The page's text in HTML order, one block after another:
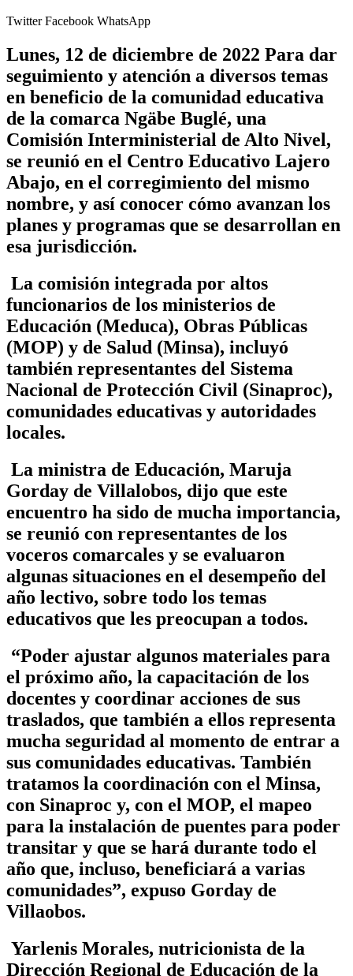
TwitterFacebook WhatsApp
Lunes, 12 de diciembre de 2022 Para dar
seguimiento y atención a diversos temas
en beneficio de la comunidad educativa
de la comarca Ngäbe Buglé, una
Comisión Interministerial de Alto Nivel,
se reunió en el Centro Educativo Lajero
Abajo, en el corregimiento del mismo
nombre, y así conocer cómo avanzan los
planes y programas que se desarrollan en
esa jurisdicción.
La comisión integrada por altos
funcionarios de los ministerios de
Educación (Meduca), Obras Públicas
(MOP) y de Salud (Minsa), incluyó
también representantes del Sistema
Nacional de Protección Civil (Sinaproc),
comunidades educativas y autoridades
locales.
La ministra de Educación, Maruja
Gorday de Villalobos, dijo que este
encuentro ha sido de mucha importancia,
se reunió con representantes de los
voceros comarcales y se evaluaron
algunas situaciones en el desempeño del
año lectivo, sobre todo los temas
educativos que les preocupan a todos.
“Poder ajustar algunos materiales para
el próximo año, la capacitación de los
docentes y coordinar acciones de sus
traslados, que también a ellos representa
mucha seguridad al momento de entrar a
sus comunidades educativas. También
tratamos la coordinación con el Minsa,
con Sinaproc y, con el MOP, el mapeo
para la instalación de puentes para poder
transitar y que se hará durante todo el
año que, incluso, beneficiará a varias
comunidades”, expuso Gorday de
Villaobos.
Yarlenis Morales, nutricionista de la
Dirección Regional de Educación de la